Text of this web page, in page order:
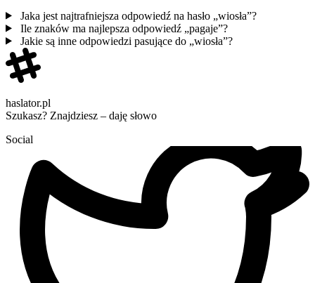
Jaka jest najtrafniejsza odpowiedź na hasło „wiosła”?
Ile znaków ma najlepsza odpowiedź „pagaje”?
Jakie są inne odpowiedzi pasujące do „wiosła”?
haslator.pl
Szukasz? Znajdziesz – daję słowo
Social